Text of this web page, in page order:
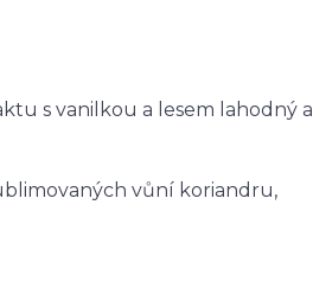
s vanilkou a lesem lahodný a
vůní koriandru,